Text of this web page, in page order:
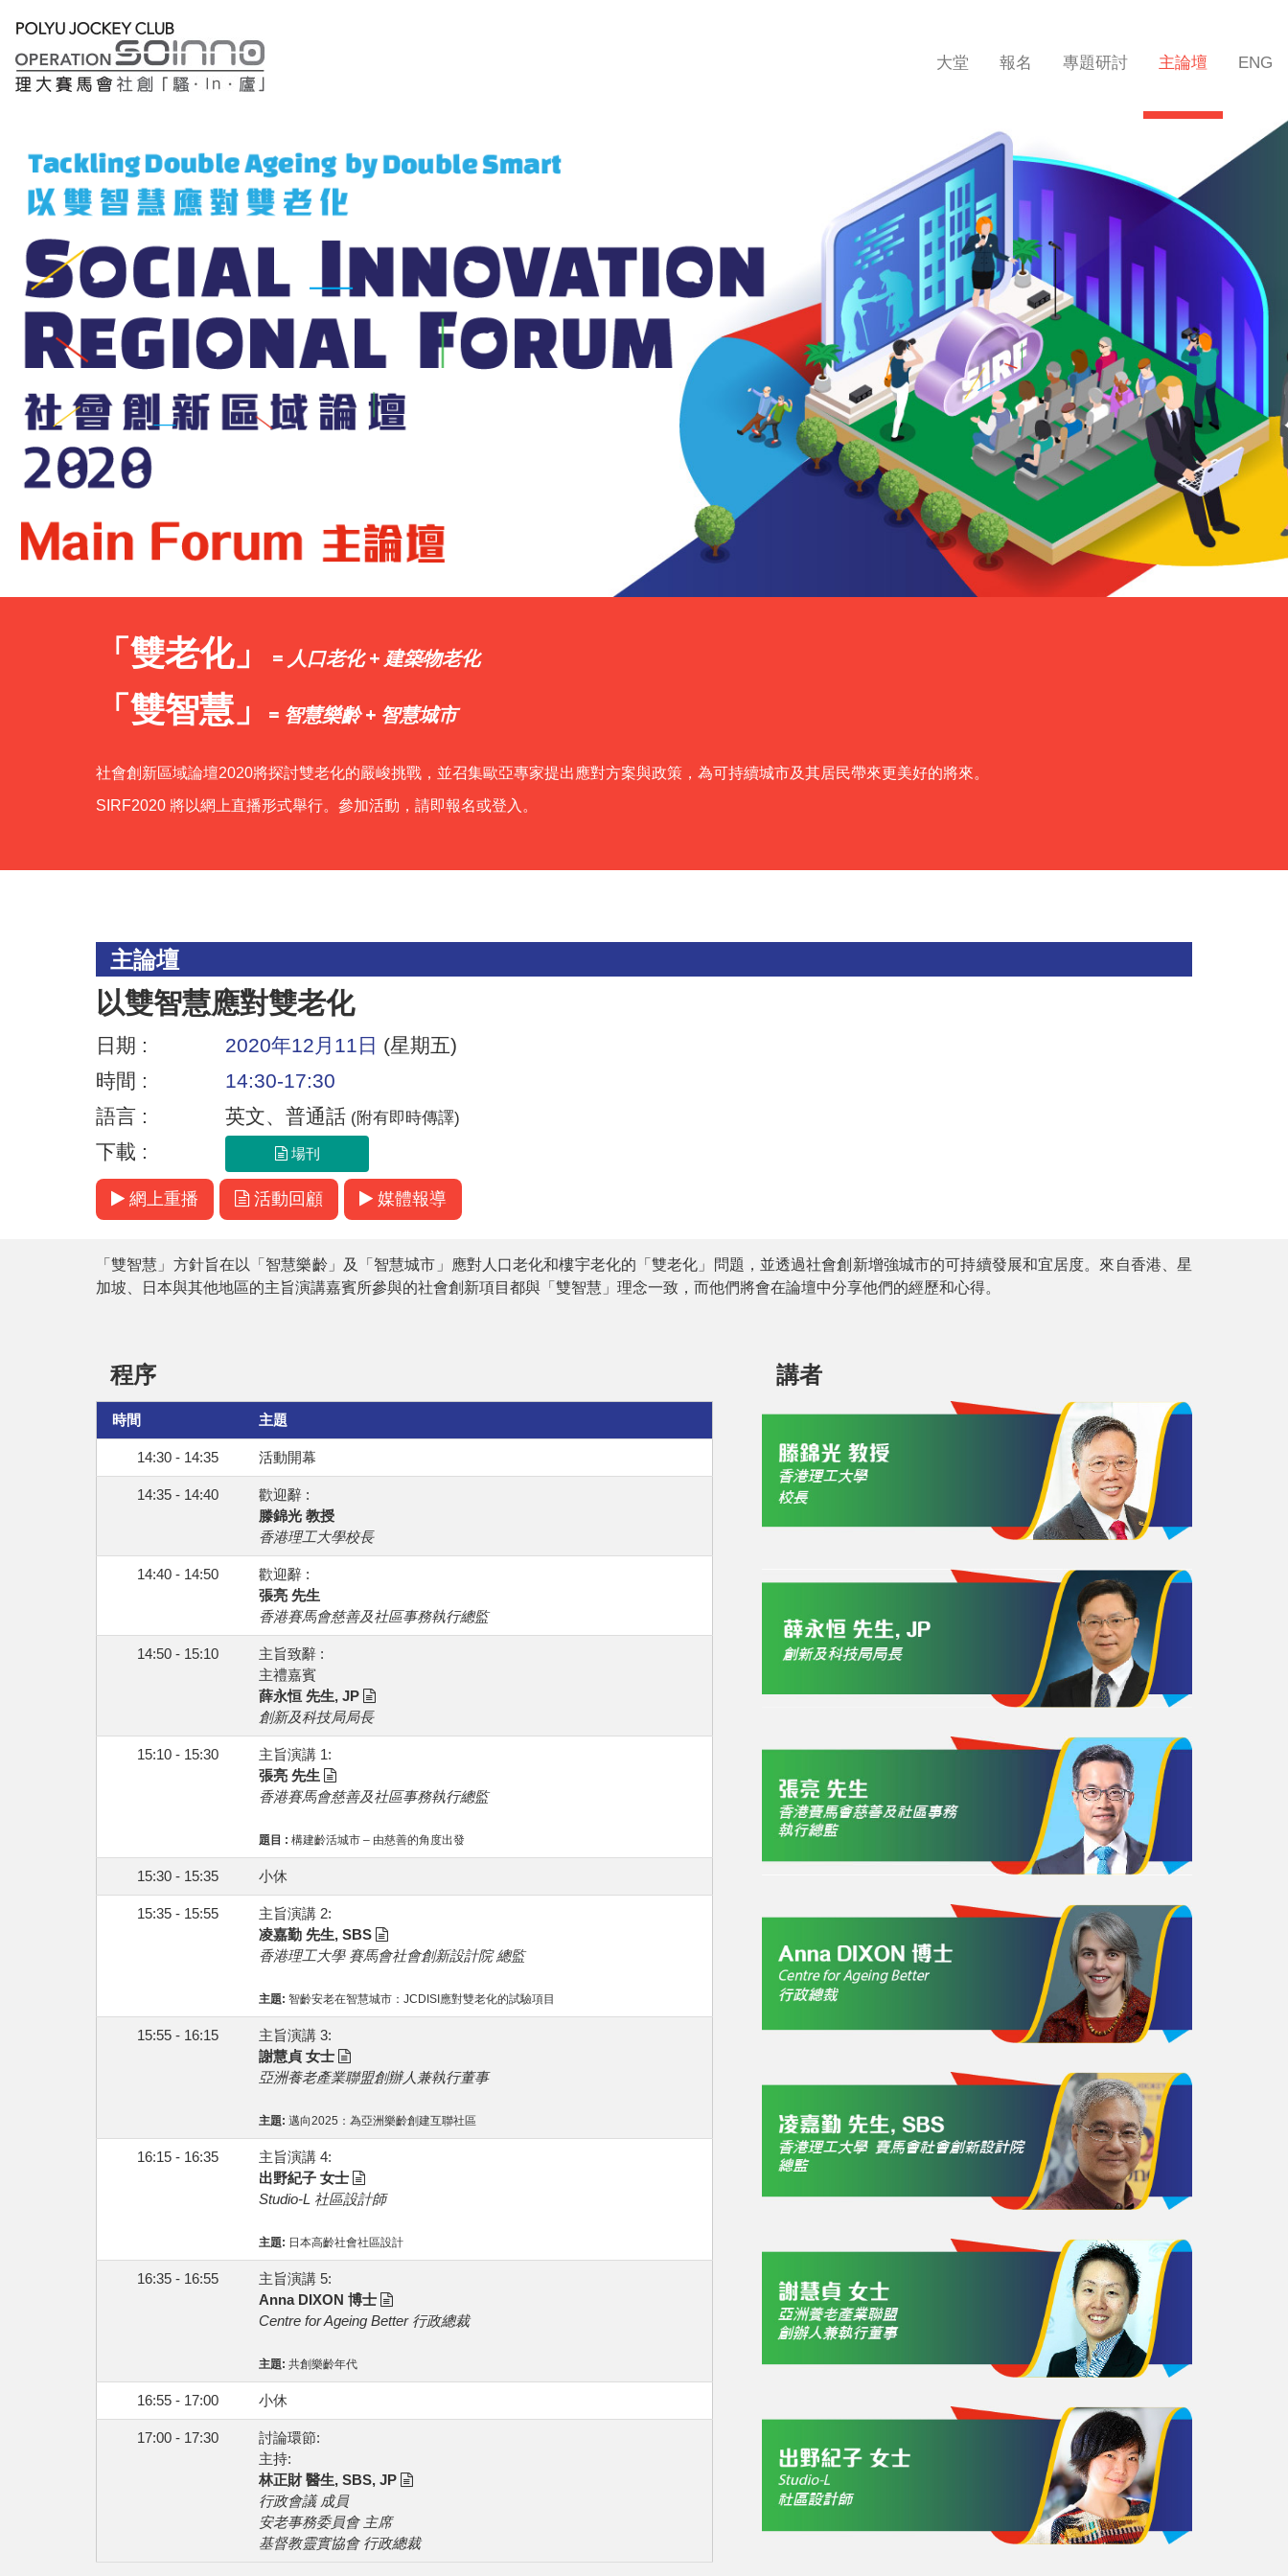
大
堂
報
專
題
研
主
論
壇
ENG
大堂 報名 專題研討 主論壇 ENG
「雙老化」 = 人口老化 + 建築物老化
「雙智慧」 = 智慧樂齡 + 智慧城市
社會創新區域論壇2020將探討雙老化的嚴峻挑戰，並召集歐亞專家提出應對方案與政策，為可持續城市及其居民帶來更美好的將來。
SIRF2020 將以網上直播形式舉行。參加活動，請即報名或登入。
主論壇
以雙智慧應對雙老化
日期 : 2020年12月11日 (星期五)
時間 :
14:30-17:30
語言 :
英文、普通話 (附有即時傳譯)
下載 : 場刊
網上重播 活動回顧 媒體報導
「雙智慧」方針旨在以「智慧樂齡」及「智慧城市」應對人口老化和樓宇老化的「雙老化」問題，並透過社會創新增強城市的可持續發展和宜居度。來自香港、星
加坡、日本與其他地區的主旨演講嘉賓所參與的社會創新項目都與「雙智慧」理念一致，而他們將會在論壇中分享他們的經歷和心得。
程序
時間 主題
14:30 - 14:35 活動開幕
14:35 - 14:40
歡迎辭 :
滕錦光 教授
香港理工大學校長
14:40 - 14:50
歡迎辭 :
張亮 先生
香港賽馬會慈善及社區事務執行總監
14:50 - 15:10
主旨致辭 :
主禮嘉賓
薛永恒 先生, JP
創新及科技局局長
15:10 - 15:30
主旨演講 1:
張亮 先生
香港賽馬會慈善及社區事務執行總監
題目 : 構建齡活城市 – 由慈善的角度出發
15:30 - 15:35 小休
15:35 - 15:55
主旨演講 2:
凌嘉勤 先生, SBS
香港理工大學 賽馬會社會創新設計院 總監
主題: 智齡安老在智慧城市：JCDISI應對雙老化的試驗項目
15:55 - 16:15
主旨演講 3:
謝慧貞 女士
亞洲養老產業聯盟創辦人兼執行董事
主題: 邁向2025：為亞洲樂齡創建互聯社區
16:15 - 16:35
主旨演講 4:
出野紀子 女士
Studio-L 社區設計師
主題: 日本高齡社會社區設計
16:35 - 16:55
主旨演講 5:
Anna DIXON 博士
Centre for Ageing Better 行政總裁
主題: 共創樂齡年代
16:55 - 17:00 小休
17:00 - 17:30
討論環節:
主持:
林正財 醫生, SBS, JP
行政會議 成員
安老事務委員會 主席
基督教靈實協會 行政總裁
講者